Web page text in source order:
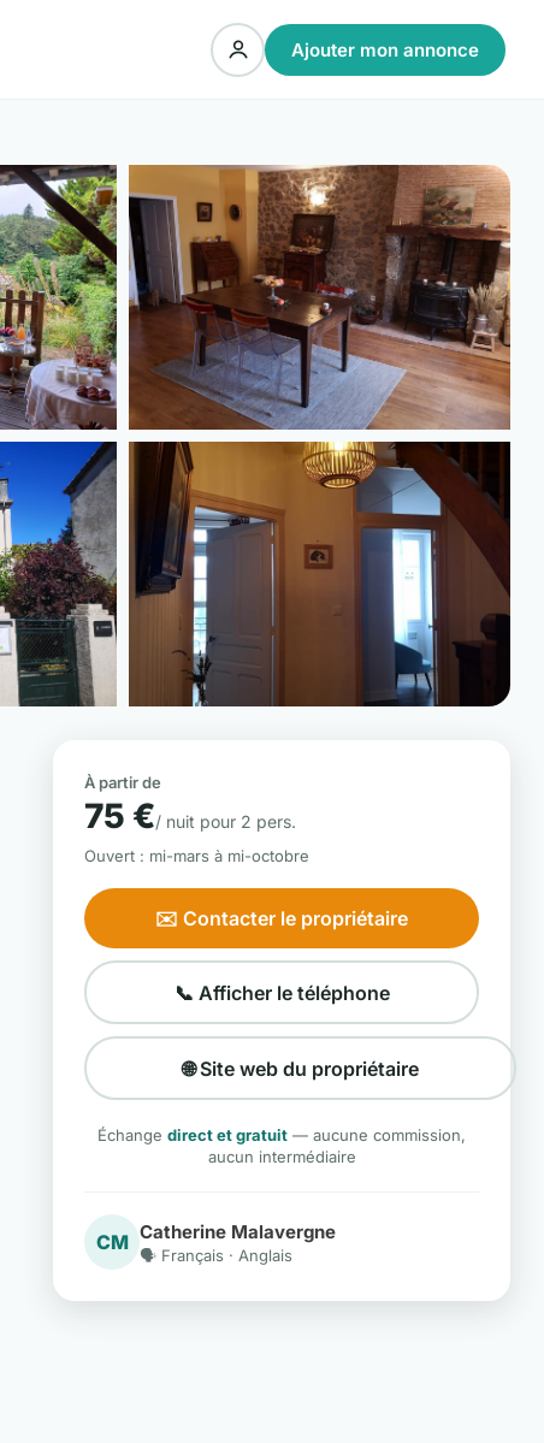
Ajouter mon annonce
À partir de
75 €/ nuit pour 2 pers.
Ouvert : mi-mars à mi-octobre
✉️ Contacter le propriétaire
📞 Afficher le téléphone
🌐 Site web du propriétaire
Échange direct et gratuit — aucune commission,
aucun intermédiaire
CM Catherine Malavergne
🗣️ Français · Anglais